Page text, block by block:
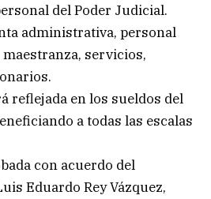
del Poder Judicial.
administrativa, personal
servicios,
reflejada en los sueldos del
a todas las escalas
con acuerdo del
Eduardo Rey Vázquez,